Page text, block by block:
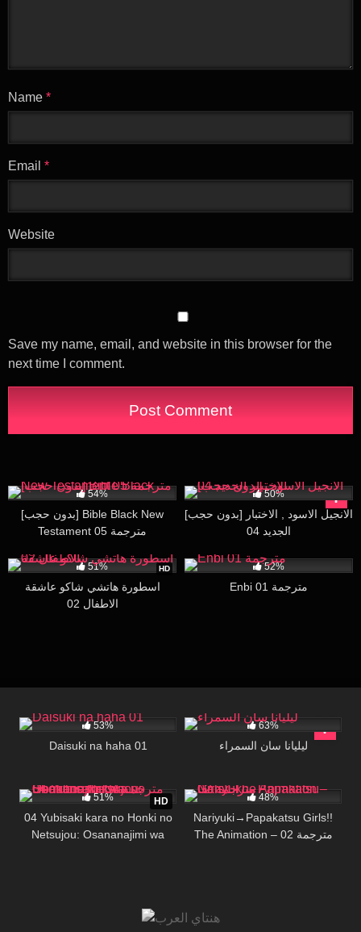
Name *
Email *
Website
Save my name, email, and website in this browser for the
next time I comment.
54%
[بدون حجب] Bible Black New
Testament 05 مترجمة
50%
[بدون حجب] الانجيل الاسود , الاختبار
الجديد 04
HD
51%
اسطورة هاتشي شاكو عاشقة
الاطفال 02
52%
Enbi 01 مترجمة
53%
Daisuki na haha 01
63%
ليليانا سان السمراء
HD
51%
04 Yubisaki kara no Honki no
Netsujou: Osananajimi wa
48%
Nariyuki→Papakatsu Girls!!
The Animation – 02 مترجمة